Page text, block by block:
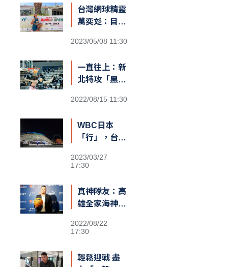
台灣網球精靈
萬奕彣：目標
第一
2023/05/08 11:30
一直往上：新
北特攻「黑
咬定T1新球
2022/08/15 11:30
WBC日本
「行」，台灣
2023/03/27
17:30
真神隊友：高
雄全家海神執
2022/08/22
17:30
輕鬆迎戰 盡